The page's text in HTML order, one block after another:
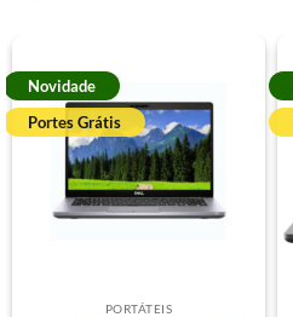
Novidade
Portes Grátis
PORTÁTEIS